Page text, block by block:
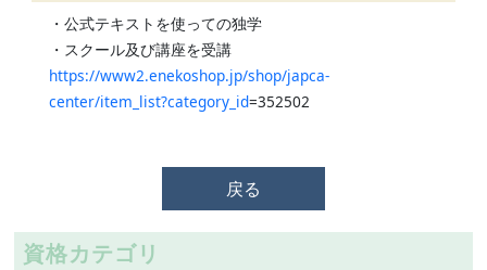
・公式テキストを使っての独学
・スクール及び講座を受講
https://www2.enekoshop.jp/shop/japca-
center/item_list?category_id=352502
戻る
資格カテゴリ